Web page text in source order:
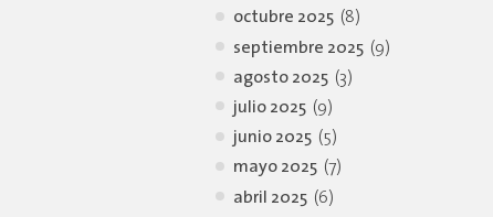
octubre 2025 (8)
septiembre 2025 (9)
agosto 2025 (3)
julio 2025 (9)
junio 2025 (5)
mayo 2025 (7)
abril 2025 (6)